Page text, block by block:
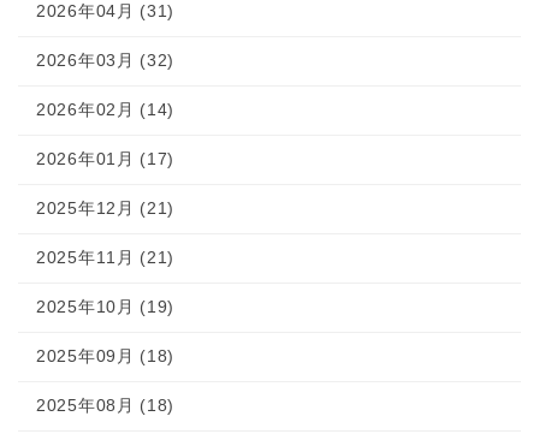
2026年04月 (31)
2026年03月 (32)
2026年02月 (14)
2026年01月 (17)
2025年12月 (21)
2025年11月 (21)
2025年10月 (19)
2025年09月 (18)
2025年08月 (18)